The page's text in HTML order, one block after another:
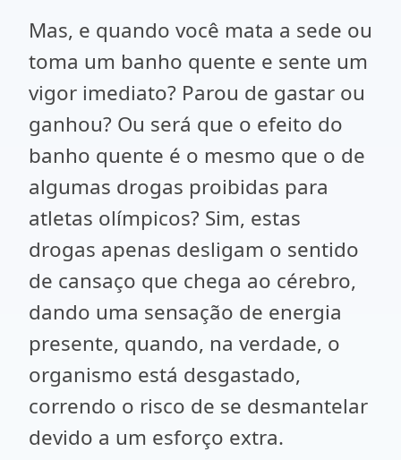
Mas, e quando você mata a sede ou
toma um banho quente e sente um
vigor imediato? Parou de gastar ou
ganhou? Ou será que o efeito do
banho quente é o mesmo que o de
algumas drogas proibidas para
atletas olímpicos? Sim, estas
drogas apenas desligam o sentido
de cansaço que chega ao cérebro,
dando uma sensação de energia
presente, quando, na verdade, o
organismo está desgastado,
correndo o risco de se desmantelar
devido a um esforço extra.